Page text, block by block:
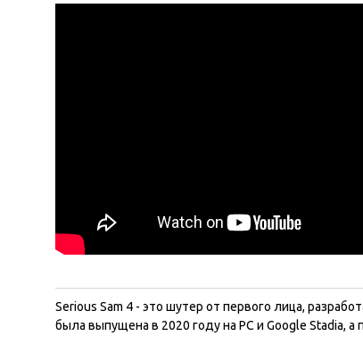
Serious Sam 4 - это шутер от первого лица,
была выпущена в 2020 году на PC и Google Stadia,